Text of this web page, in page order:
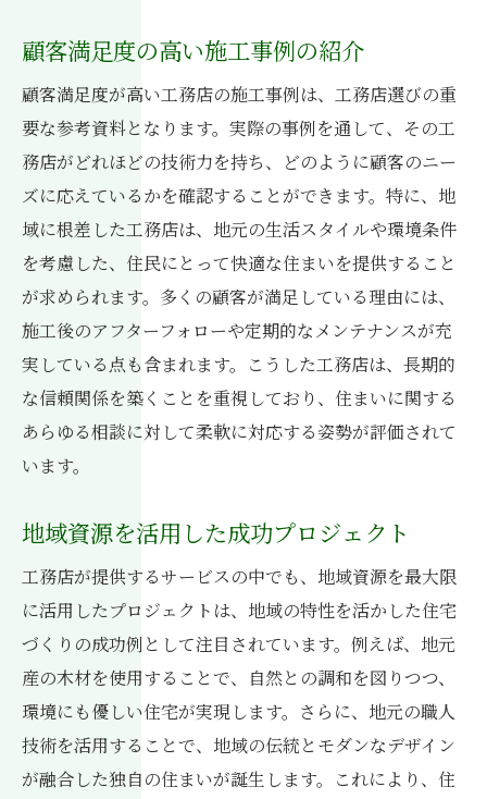
顧客満足度の高い施工事例の紹介
顧客満足度が高い工務店の施工事例は、工務店選びの重
要な参考資料となります。実際の事例を通して、その工
務店がどれほどの技術力を持ち、どのように顧客のニー
ズに応えているかを確認することができます。特に、地
域に根差した工務店は、地元の生活スタイルや環境条件
を考慮した、住民にとって快適な住まいを提供すること
が求められます。多くの顧客が満足している理由には、
施工後のアフターフォローや定期的なメンテナンスが充
実している点も含まれます。こうした工務店は、長期的
な信頼関係を築くことを重視しており、住まいに関する
あらゆる相談に対して柔軟に対応する姿勢が評価されて
います。
地域資源を活用した成功プロジェクト
工務店が提供するサービスの中でも、地域資源を最大限
に活用したプロジェクトは、地域の特性を活かした住宅
づくりの成功例として注目されています。例えば、地元
産の木材を使用することで、自然との調和を図りつつ、
環境にも優しい住宅が実現します。さらに、地元の職人
技術を活用することで、地域の伝統とモダンなデザイン
が融合した独自の住まいが誕生します。これにより、住